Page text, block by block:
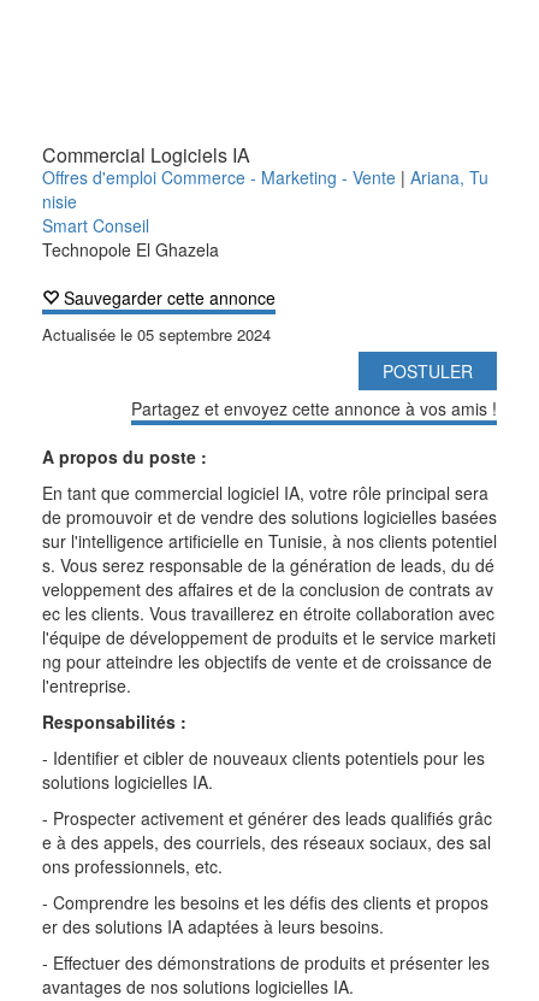
Commercial Logiciels IA
Offres d'emploi Commerce - Marketing - Vente | Ariana, Tu
nisie
Smart Conseil
Technopole El Ghazela
Sauvegarder cette annonce
Actualisée le 05 septembre 2024
POSTULER
Partagez et envoyez cette annonce à vos amis !
A propos du poste :
En tant que commercial logiciel IA, votre rôle principal sera
de promouvoir et de vendre des solutions logicielles basées
sur l'intelligence artificielle en Tunisie, à nos clients potentiel
s. Vous serez responsable de la génération de leads, du dé
veloppement des affaires et de la conclusion de contrats av
ec les clients. Vous travaillerez en étroite collaboration avec
l'équipe de développement de produits et le service marketi
ng pour atteindre les objectifs de vente et de croissance de
l'entreprise.
Responsabilités :
- Identifier et cibler de nouveaux clients potentiels pour les
solutions logicielles IA.
- Prospecter activement et générer des leads qualifiés grâc
e à des appels, des courriels, des réseaux sociaux, des sal
ons professionnels, etc.
- Comprendre les besoins et les défis des clients et propos
er des solutions IA adaptées à leurs besoins.
- Effectuer des démonstrations de produits et présenter les
avantages de nos solutions logicielles IA.